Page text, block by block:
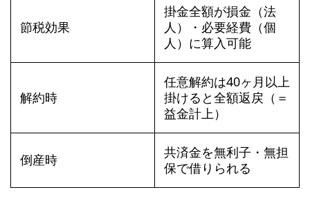
節税効果
掛金全額が損金（法
人）・必要経費（個
人）に算入可能
解約時
任意解約は40ヶ月以上
掛けると全額返戻（＝
益金計上）
倒産時
共済金を無利子・無担
保で借りられる